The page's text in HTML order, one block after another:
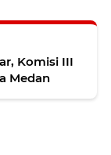
Komisi III
Medan